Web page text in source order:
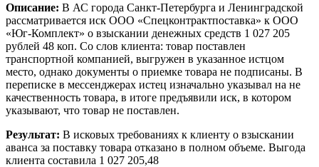
Описание: В АС города Санкт-Петербурга и Ленинградской
рассматривается иск ООО «Спецконтрактпоставка» к ООО
«Юг-Комплект» о взыскании денежных средств 1 027 205
рублей 48 коп. Со слов клиента: товар поставлен
транспортной компанией, выгружен в указанное истцом
место, однако документы о приемке товара не подписаны. В
переписке в мессенджерах истец изначально указывал на не
качественность товара, в итоге предъявили иск, в котором
указывают, что товар не поставлен.
Результат: В исковых требованиях к клиенту о взыскании
аванса за поставку товара отказано в полном объеме. Выгода
клиента составила 1 027 205,48